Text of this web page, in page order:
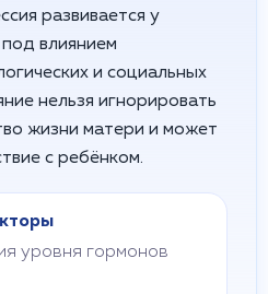
развивается у
влиянием
и социальных
нельзя игнорировать
жизни матери и может
с ребёнком.
уровня гормонов